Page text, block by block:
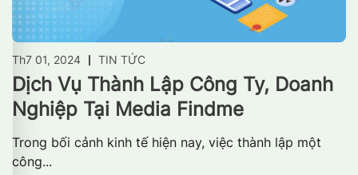
Th7 01, 2024 TIN TỨC
Dịch Vụ Thành Lập Công Ty, Doanh
Nghiệp Tại Media Findme
Trong bối cảnh kinh tế hiện nay, việc thành lập một
công...